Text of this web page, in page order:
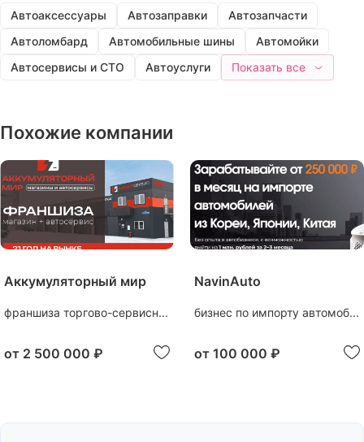
Автоаксессуары Автозаправки
Автозапчасти
Автоломбард
Автомобильные шины
Автомойки
Автосервисы и СТО
Автоуслуги Показать все
Похожие компании
Аккумуляторный мир
франшиза торгово-сервисн...
от 2 500 000 ₽
NavinAuto
бизнес по импорту автомоб...
от 100 000 ₽